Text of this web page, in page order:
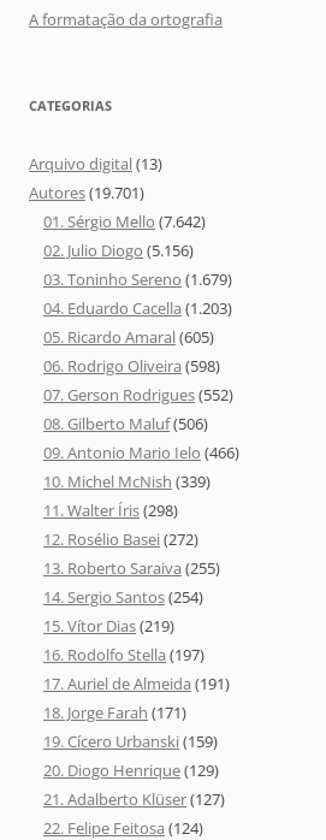
A formatação da ortografia
CATEGORIAS
Arquivo digital(13)
Autores(19.701)
01. Sérgio Mello (7.642)
02. Julio Diogo (5.156)
03. Toninho Sereno (1.679)
04. Eduardo Cacella (1.203)
05. Ricardo Amaral(605)
06. Rodrigo Oliveira (598)
07. Gerson Rodrigues(552)
08. Gilberto Maluf(506)
09. Antonio Mario Ielo (466)
10. Michel McNish (339)
11. Walter Íris(298)
12. Rosélio Basei(272)
13. Roberto Saraiva (255)
14. Sergio Santos(254)
15. Vítor Dias(219)
16. Rodolfo Stella (197)
17. Auriel de Almeida (191)
18. Jorge Farah (171)
19. Cícero Urbanski(159)
20. Diogo Henrique(129)
21. Adalberto Klüser(127)
22. Felipe Feitosa (124)